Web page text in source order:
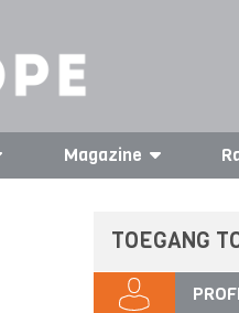
Magazine
TOEGANG